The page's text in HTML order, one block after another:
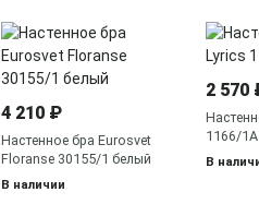
4 210 ₽
Настенное бра Eurosvet
Floranse 30155/1 белый
В наличии
2 570
1166/1A
В